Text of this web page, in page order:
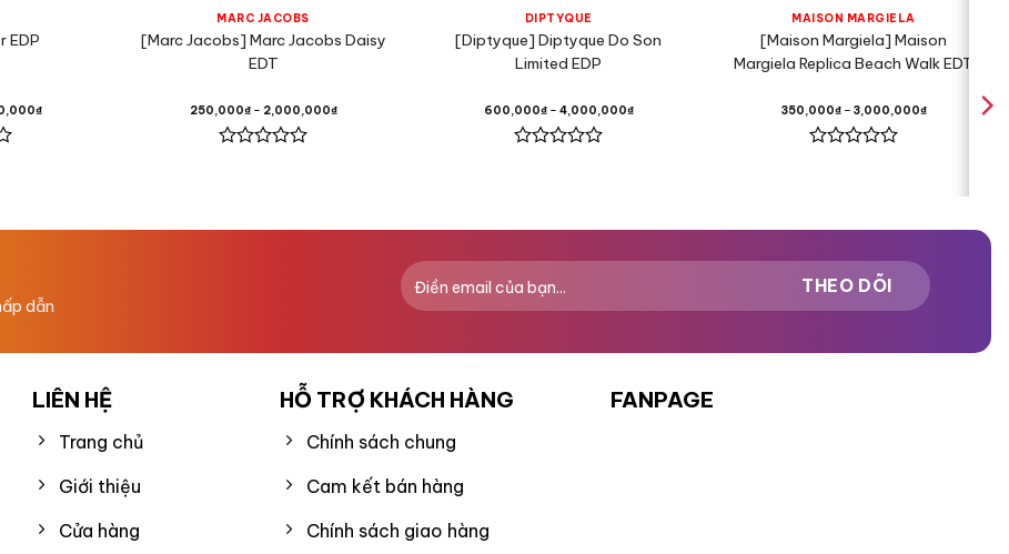
EDP
₫
MARC JACOBS
[Marc Jacobs] Marc Jacobs Daisy
EDT
250,000₫– 2,000,000₫
5
DIPTYQUE
[Diptyque] Diptyque Do Son
Limited EDP
600,000₫– 4,000,000₫
5
MAISON MARGIELA
[Maison Margiela] Maison
Margiela Replica Beach Walk EDT
350,000₫– 3,000,000₫
5
dẫn
LIÊN HỆ
Trang chủ
Giới thiệu
Cửa hàng
HỖ TRỢ KHÁCH HÀNG
Chính sách chung
Cam kết bán hàng
Chính sách giao hàng
FANPAGE